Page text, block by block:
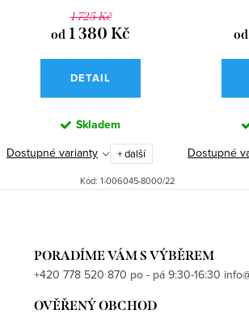
1 725 Kč
od 1 380 Kč
DETAIL
Skladem
Dostupné varianty + další
Kód: 1-006045-8000/22
od
Dostupné
PORADÍME VÁM S VÝBĚREM
+420 778 520 870 po - pá 9:30-16:30
OVĚŘENÝ OBCHOD